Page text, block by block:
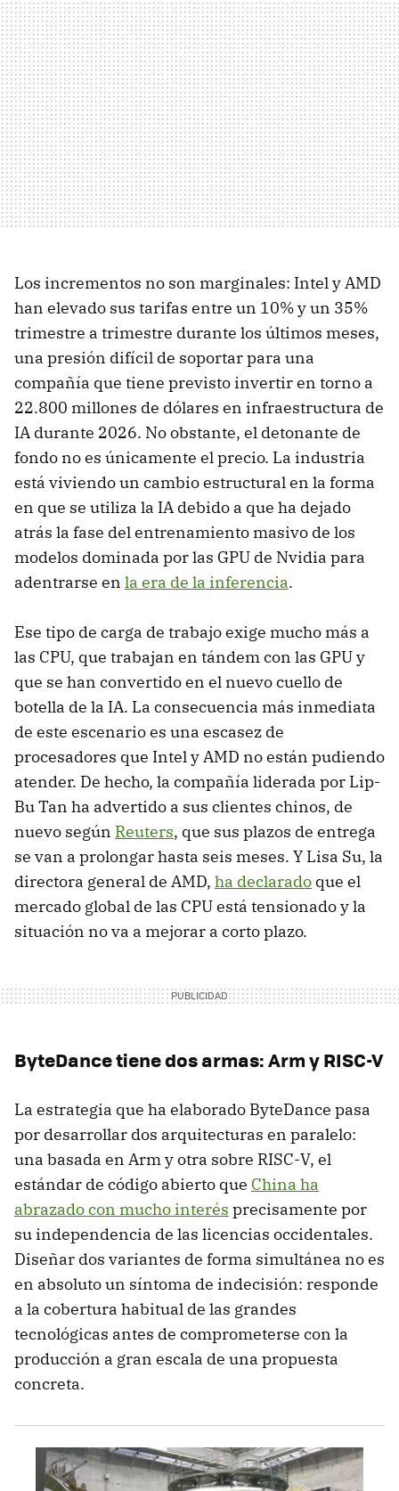
Los incrementos no son marginales: Intel y AMD
han elevado sus tarifas entre un 10% y un 35%
trimestre a trimestre durante los últimos meses,
una presión difícil de soportar para una
compañía que tiene previsto invertir en torno a
22.800 millones de dólares en infraestructura de
IA durante 2026. No obstante, el detonante de
fondo no es únicamente el precio. La industria
está viviendo un cambio estructural en la forma
en que se utiliza la IA debido a que ha dejado
atrás la fase del entrenamiento masivo de los
modelos dominada por las GPU de Nvidia para
adentrarse en la era de la inferencia.
Ese tipo de carga de trabajo exige mucho más a
las CPU, que trabajan en tándem con las GPU y
que se han convertido en el nuevo cuello de
botella de la IA. La consecuencia más inmediata
de este escenario es una escasez de
procesadores que Intel y AMD no están pudiendo
atender. De hecho, la compañía liderada por Lip-
Bu Tan ha advertido a sus clientes chinos, de
nuevo según Reuters, que sus plazos de entrega
se van a prolongar hasta seis meses. Y Lisa Su, la
directora general de AMD, ha declarado que el
mercado global de las CPU está tensionado y la
situación no va a mejorar a corto plazo.
ByteDance tiene dos armas: Arm y RISC-V
La estrategia que ha elaborado ByteDance pasa
por desarrollar dos arquitecturas en paralelo:
una basada en Arm y otra sobre RISC-V, el
estándar de código abierto que China ha
abrazado con mucho interés precisamente por
su independencia de las licencias occidentales.
Diseñar dos variantes de forma simultánea no es
en absoluto un síntoma de indecisión: responde
a la cobertura habitual de las grandes
tecnológicas antes de comprometerse con la
producción a gran escala de una propuesta
concreta.